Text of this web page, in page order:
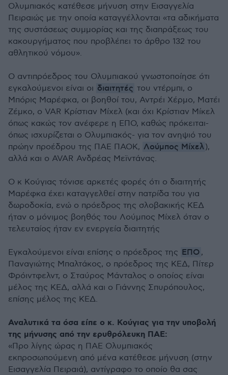
Ολυμπιακός κατέθεσε μήνυση στην Εισαγγελία
Πειραιώς με την οποία καταγγέλλονται «τα αδικήματα
της συστάσεως συμμορίας και της διαπράξεως του
κακουργήματος που προβλέπει το άρθρο 132 του
αθλητικού νόμου».
Ο αντιπρόεδρος του Ολυμπιακού γνωστοποίησε ότι
εγκαλούμενοι είναι οι διαιτητές του ντέρμπι, ο
Μπόρις Μαρέφκα, οι βοηθοί του, Αντρέι Χέρμο, Ματέι
Ζέμκο, ο VAR Κρίστιαν Μίχελ (και όχι Κρίστιαν Μίκελ
όπως κακώς τον ανέφερε η ΕΠΟ, καθώς πρόκειται-
όπως ισχυρίζεται ο Ολυμπιακός- για τον ανηψιό του
πρώην προέδρου της ΠΑΕ ΠΑΟΚ, Λούμπος Μίχελ),
αλλά και ο AVAR Ανδρέας Μεϊντάνας.
Ο κ Κούγιας τόνισε αρκετές φορές ότι ο διαιτητής
Μαρέφκα έχει καταγγελθεί στην πατρίδα του για
δωροδοκία, ενώ ο πρόεδρος της σλοβακικής ΚΕΔ
ήταν ο μόνιμος βοηθός του Λούμπος Μίχελ όταν ο
τελευταίος ήταν εν ενεργεία διαιτητής
Εγκαλούμενοι είναι επίσης ο πρόεδρος της ΕΠΟ ,
Παναγιώτης Μπαλτάκος, ο πρόεδρος της ΚΕΔ, Πίτερ
Φρόιντφελντ, ο Σταύρος Μάνταλος ο οποίος είναι
μέλος της ΚΕΔ, αλλά και ο Γιάννης Σπυρόπουλος,
επίσης μέλος της ΚΕΔ.
Αναλυτικά τα όσα είπε ο κ. Κούγιας για την υποβολή
της μήνυσης από την ερυθρόλευκη ΠΑΕ:
«Προ λίγης ώρας η ΠΑΕ Ολυμπιακός
εκπροσωπούμενη από μένα κατέθεσε μήνυση (στην
Εισαγγελία Πειραιά), αντίγραφο το οποίο θα σας